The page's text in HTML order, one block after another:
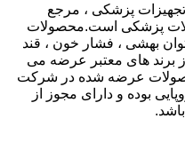
تجهیزات پزشکی ، مرجع
پزشکی است.محصولات
بهشی ، فشار خون ، قند
برند های معتبر عرضه می
عرضه شده در شرکت
بوده و دارای مجوز از